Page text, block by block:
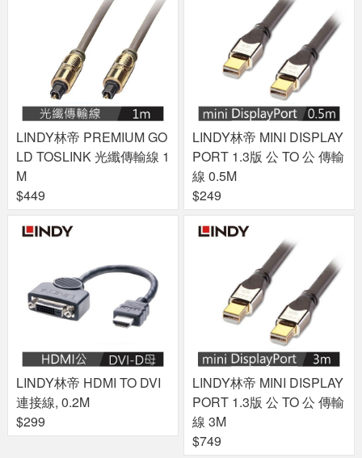
LINDY林帝 PREMIUM GO
LD TOSLINK 光纖傳輸線 1
M
$449
LINDY林帝 MINI DISPLAY
PORT 1.3版 公 TO 公 傳輸
線 0.5M
$249
LINDY林帝 HDMI TO DVI
連接線, 0.2M
$299
LINDY林帝 MINI DISPLAY
PORT 1.3版 公 TO 公 傳輸
線 3M
$749